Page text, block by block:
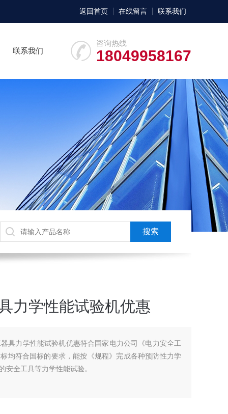
返回首页 在线留言 联系我们
咨询热线
18049958167
联系我们
力学性能试验机优惠
具力学性能试验机优惠符合国家电力公司《电力安全工
均符合国标的要求，能按《规程》完成各种预防性力学
安全工具等力学性能试验。